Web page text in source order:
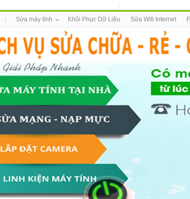
Sửa máy tính Khôi Phục Dữ Liệu Sửa Wifi Internet